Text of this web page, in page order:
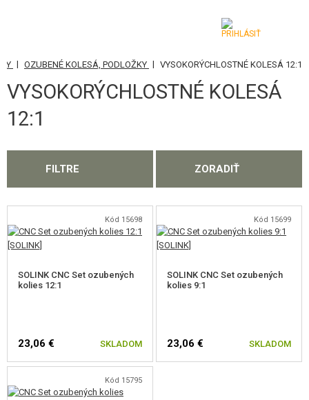
KATEGÓRIE
AIRSOFTOVÉ ZBRANE
AKUMULÁTORY, NABÍJAČKY
OKULIARE, MASKY
MASKOVANIE, FARBY, PÁSKY
VYSIELAČKY, HEADSETY, KAMERY
| OZUBENÉ KOLESÁ, PODLOŽKY | VYSOKORÝCHLOSTNÉ KOLESÁ 12:1
VYSOKORÝCHLOSTNÉ KOLESÁ
12:1
FILTRE ZORADIŤ
Kód 15698
SOLINK CNC Set ozubených
kolies 12:1
23,06 € SKLADOM
Kód 15699
SOLINK CNC Set ozubených
kolies 9:1
23,06 € SKLADOM
Kód 15795